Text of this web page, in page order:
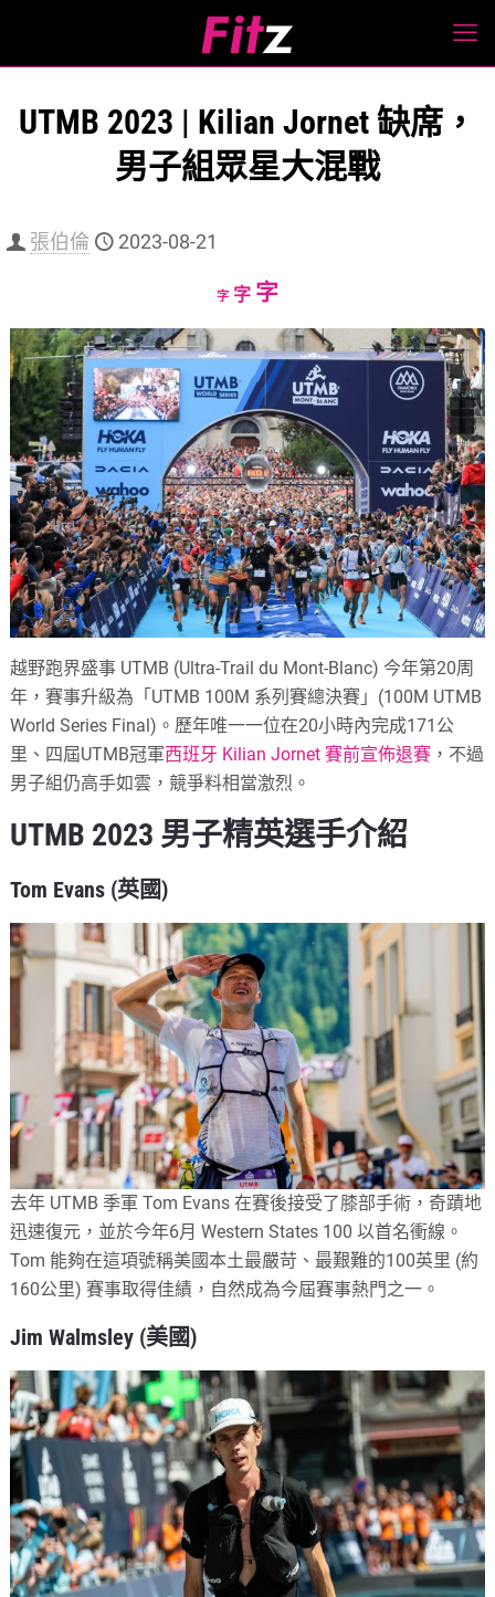
UTMB 2023 | Kilian Jornet 缺席，
男子組眾星大混戰
張伯倫 2023-08-21
字Decrease
size.
字Reset
size.
字Increase
size.
越野跑界盛事 UTMB (Ultra-Trail du Mont-Blanc) 今年第20周
年，賽事升級為「UTMB 100M 系列賽總決賽」(100M UTMB
World Series Final)。歷年唯一一位在20小時內完成171公
里、四屆UTMB冠軍西班牙 Kilian Jornet 賽前宣佈退賽 ，不過
男子組仍高手如雲，競爭料相當激烈。
UTMB 2023 男子精英選手介紹
Tom Evans (英國)
去年 UTMB 季軍 Tom Evans 在賽後接受了膝部手術，奇蹟地
迅速復元，並於今年6月 Western States 100 以首名衝線。
Tom 能夠在這項號稱美國本土最嚴苛、最艱難的100英里 (約
160公里) 賽事取得佳績，自然成為今屆賽事熱門之一。
Jim Walmsley (美國)